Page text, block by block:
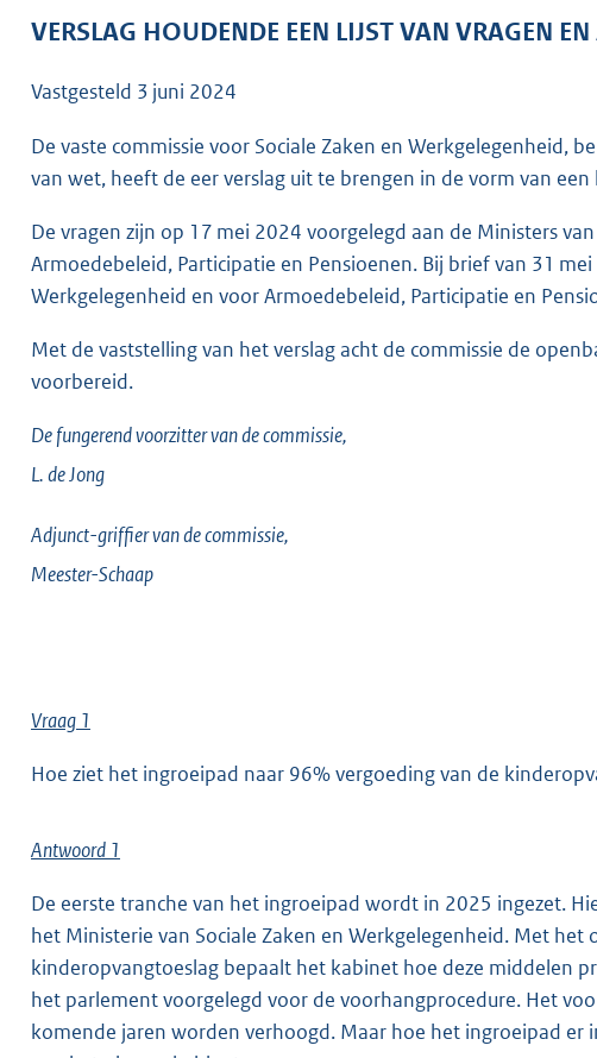
t
:
2
6
K
b
VERSLAG HOUDENDE EEN LIJST VAN VRAGEN
Vastgesteld 3 juni 2024
De vaste commissie voor Sociale Zaken en Werkgelegenheid,
van wet, heeft de eer verslag uit te brengen in de vorm van
De vragen zijn op 17 mei 2024 voorgelegd aan de Ministers
Armoedebeleid, Participatie en Pensioenen. Bij brief van 31
Werkgelegenheid en voor Armoedebeleid, Participatie en
Met de vaststelling van het verslag acht de commissie de
voorbereid.
De fungerend voorzitter van de commissie,
L. deJong
Adjunct-griffier van de commissie,
Meester-Schaap
Vraag 1
Hoe ziet het ingroeipad naar 96% vergoeding van de
Antwoord 1
De eerste tranche van het ingroeipad wordt in 2025 ingezet.
het Ministerie van Sociale Zaken en Werkgelegenheid. Met
kinderopvangtoeslag bepaalt het kabinet hoe deze middelen
het parlement voorgelegd voor de voorhangprocedure. Het
komende jaren worden verhoogd. Maar hoe het ingroeipad er